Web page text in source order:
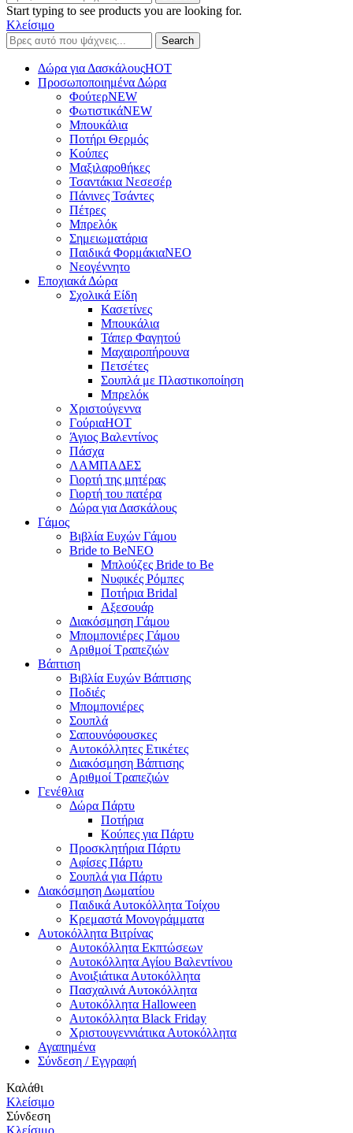
Start typing to see products you are looking for.
Κλείσιμο
Search
Δώρα για ΔασκάλουςHOT
Προσωποποιημένα Δώρα
ΦούτερNEW
ΦωτιστικάNEW
Μπουκάλια
Ποτήρι Θερμός
Κούπες
Μαξιλαροθήκες
Τσαντάκια Νεσεσέρ
Πάνινες Τσάντες
Πέτρες
Μπρελόκ
Σημειωματάρια
Παιδικά ΦορμάκιαNEO
Νεογέννητο
Εποχιακά Δώρα
Σχολικά Είδη
Κασετίνες
Μπουκάλια
Τάπερ Φαγητού
Μαχαιροπήρουνα
Πετσέτες
Σουπλά με Πλαστικοποίηση
Μπρελόκ
Χριστούγεννα
ΓούριαHOT
Άγιος Βαλεντίνος
Πάσχα
ΛΑΜΠΑΔΕΣ
Γιορτή της μητέρας
Γιορτή του πατέρα
Δώρα για Δασκάλους
Γάμος
Βιβλία Ευχών Γάμου
Bride to BeNEO
Μπλούζες Bride to Be
Νυφικές Ρόμπες
Ποτήρια Bridal
Αξεσουάρ
Διακόσμηση Γάμου
Μπομπονιέρες Γάμου
Αριθμοί Τραπεζιών
Βάπτιση
Βιβλία Ευχών Βάπτισης
Ποδιές
Μπομπονιέρες
Σουπλά
Σαπουνόφουσκες
Αυτοκόλλητες Ετικέτες
Διακόσμηση Βάπτισης
Αριθμοί Τραπεζιών
Γενέθλια
Δώρα Πάρτυ
Ποτήρια
Κούπες για Πάρτυ
Προσκλητήρια Πάρτυ
Αφίσες Πάρτυ
Σουπλά για Πάρτυ
Διακόσμηση Δωματίου
Παιδικά Αυτοκόλλητα Τοίχου
Κρεμαστά Μονογράμματα
Αυτοκόλλητα Βιτρίνας
Αυτοκόλλητα Εκπτώσεων
Αυτοκόλλητα Αγίου Βαλεντίνου
Ανοιξιάτικα Αυτοκόλλητα
Πασχαλινά Αυτοκόλλητα
Αυτοκόλλητα Halloween
Αυτοκόλλητα Black Friday
Χριστουγεννιάτικα Αυτοκόλλητα
Αγαπημένα
Σύνδεση / Εγγραφή
Καλάθι
Κλείσιμο
Σύνδεση
Κλείσιμο